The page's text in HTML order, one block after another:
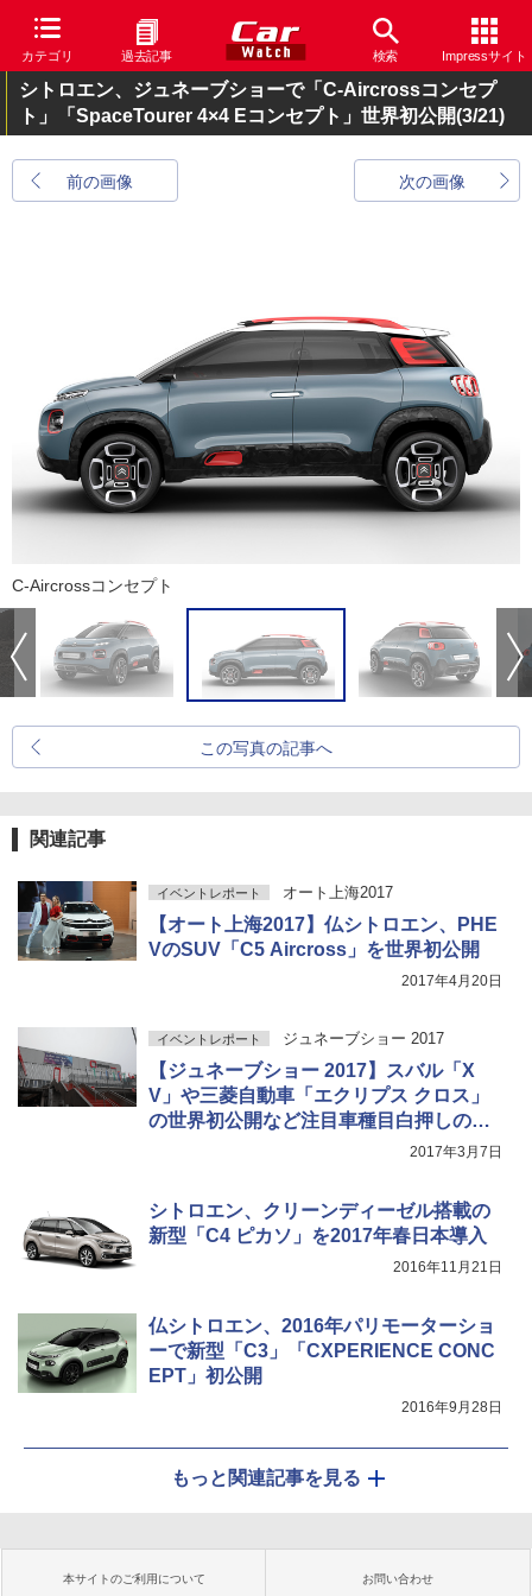
カテゴリ 過去記事 検索 Impressサイト
シトロエン、ジュネーブショーで「C-Aircrossコンセプ
ト」「SpaceTourer 4×4 Eコンセプト」世界初公開(3/21)
前の画像 次の画像
C-Aircrossコンセプト
この写真の記事へ
関連記事
イベントレポート オート上海2017
【オート上海2017】仏シトロエン、PHE
VのSUV「C5 Aircross」を世界初公開
2017年4月20日
イベントレポート ジュネーブショー 2017
【ジュネーブショー 2017】スバル「X
V」や三菱自動車「エクリプス クロス」
の世界初公開など注目車種目白押しの
「ジュネーブショー 2017」間もなく開幕
2017年3月7日
シトロエン、クリーンディーゼル搭載の
新型「C4 ピカソ」を2017年春日本導入
2016年11月21日
仏シトロエン、2016年パリモーターショ
ーで新型「C3」「CXPERIENCE CONC
EPT」初公開
2016年9月28日
もっと関連記事を見る
本サイトのご利用について お問い合わせ